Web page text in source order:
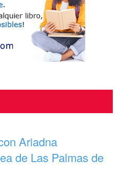
Ariadna
de Las Palmas de